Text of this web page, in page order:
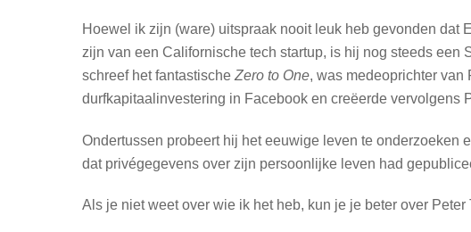
Hoewel ik zijn (ware) uitspraak nooit leuk heb gevonden dat
zijn van een Californische tech startup, is hij nog steeds
schreef het fantastische Zero to One, was medeoprichter van
durfkapitaalinvestering in Facebook en creëerde vervolgens
Ondertussen probeert hij het eeuwige leven te onderzoeken
dat privégegevens over zijn persoonlijke leven had
Als je niet weet over wie ik het heb, kun je je beter over Peter